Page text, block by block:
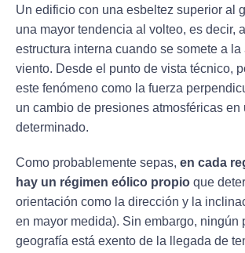
Un edificio con una esbeltez superior al
una mayor tendencia al volteo, es decir,
estructura interna cuando se somete a la
viento. Desde el punto de vista técnico,
este fenómeno como la fuerza
un cambio de presiones atmosféricas en
determinado.
Como probablemente sepas, en cada
hay un régimen eólico propio que
orientación como la dirección y la
en mayor medida). Sin embargo, ningún
geografía está exento de la llegada de